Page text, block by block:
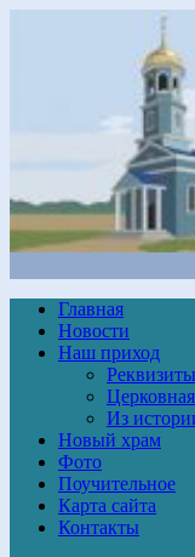
Главная
Новости
Наш приход
Реквизиты
Из
Новый храм
Фото
Поучительное
Карта сайта
Контакты